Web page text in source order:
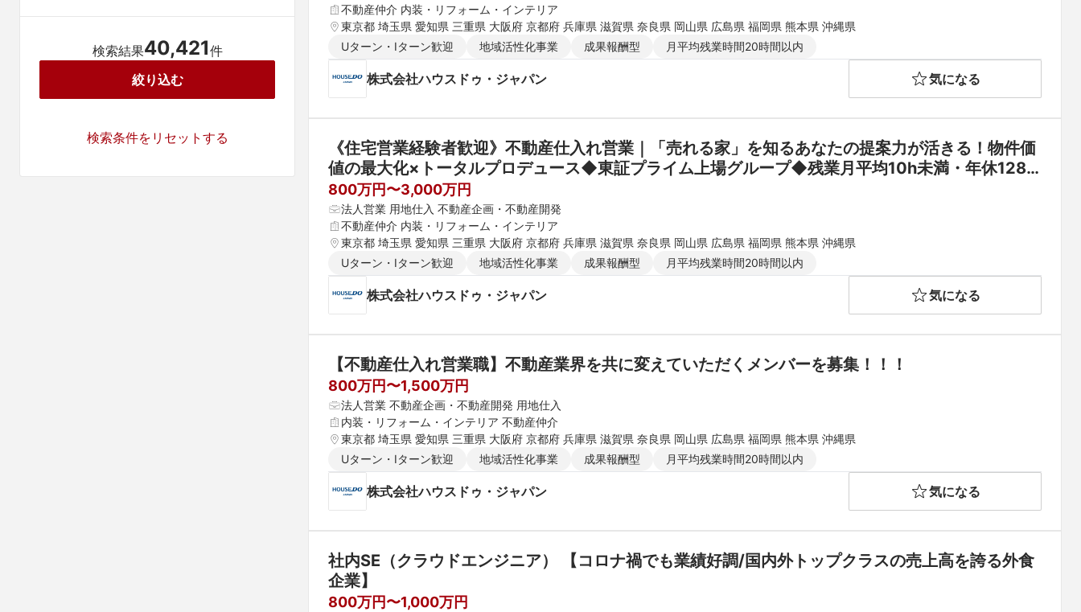
検索結果40,421件
絞り込む
検索条件をリセットする
不動産仲介 内装・リフォーム・インテリア
東京都 埼玉県 愛知県 三重県 大阪府 京都府 兵庫県 滋賀県 奈良県 岡山県 広島県 福岡県 熊本県 沖縄県
Uターン・Iターン歓迎
地域活性化事業 成果報酬型 月平均残業時間20時間以内
株式会社ハウスドゥ・ジャパン 気になる
《住宅営業経験者歓迎》不動産仕入れ営業｜「売れる家」を知るあなたの提案力が活きる！物件価
値の最大化×トータルプロデュース◆東証プライム上場グループ◆残業月平均10h未満・年休128
日以上可
800万円〜3,000万円
法人営業 用地仕入 不動産企画・不動産開発
不動産仲介 内装・リフォーム・インテリア
東京都 埼玉県 愛知県 三重県 大阪府 京都府 兵庫県 滋賀県 奈良県 岡山県 広島県 福岡県 熊本県 沖縄県
Uターン・Iターン歓迎
地域活性化事業 成果報酬型 月平均残業時間20時間以内
株式会社ハウスドゥ・ジャパン 気になる
【不動産仕入れ営業職】不動産業界を共に変えていただくメンバーを募集！！！
800万円〜1,500万円
法人営業 不動産企画・不動産開発 用地仕入
内装・リフォーム・インテリア 不動産仲介
東京都 埼玉県 愛知県 三重県 大阪府 京都府 兵庫県 滋賀県 奈良県 岡山県 広島県 福岡県 熊本県 沖縄県
Uターン・Iターン歓迎
地域活性化事業 成果報酬型 月平均残業時間20時間以内
株式会社ハウスドゥ・ジャパン 気になる
社内SE（クラウドエンジニア） 【コロナ禍でも業績好調/国内外トップクラスの売上高を誇る外食
企業】
800万円〜1,000万円